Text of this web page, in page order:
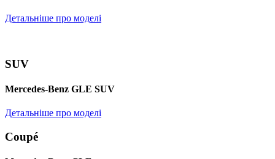
Детальніше про моделі
SUV
Mercedes-Benz GLE SUV
Детальніше про моделі
Coupé